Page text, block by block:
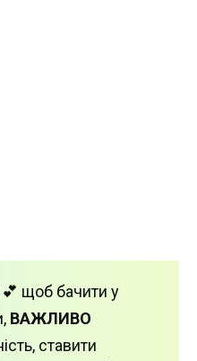
💕 щоб бачити у
ВАЖЛИВО
ставити